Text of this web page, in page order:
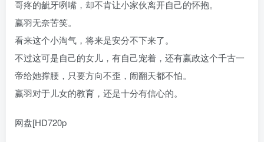
哥疼的龇牙咧嘴，却不肯让小家伙离开自己的怀抱。
嬴羽无奈苦笑。
看来这个小淘气，将来是安分不下来了。
不过这可是自己的女儿，有自己宠着，还有嬴政这个千古一
帝给她撑腰，只要方向不歪，闹翻天都不怕。
嬴羽对于儿女的教育，还是十分有信心的。
网盘[HD720p